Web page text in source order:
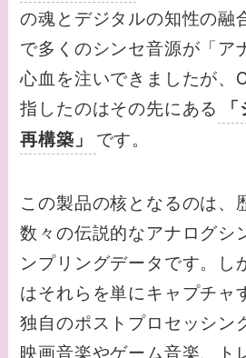
の魂とデジタルの知性の融
で多くのシンセ音源が「ア
心血を注いできましたが、
指したのはその先にある
再構築」 です。
この製品の核となるのは、
数々の伝説的なアナログシ
ンプリングデータです。し
はそれらを単にキャプチャ
独自のポストプロセッシン
映画音楽やゲーム音楽、ト